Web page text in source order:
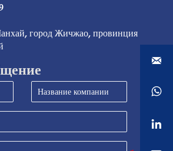
город Жичжао, провинция


